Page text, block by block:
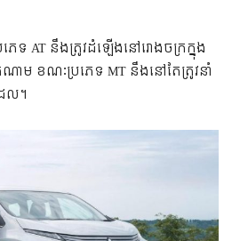
រភេទ AT នឹង​ត្រូវ​ដំឡើង​នៅ​រោងចក្រ​ក្នុង​​
តណាម ខណៈ​ប្រភេទ MT នឹង​នៅ​តែ​ត្រូវ​នាំ​
ល។